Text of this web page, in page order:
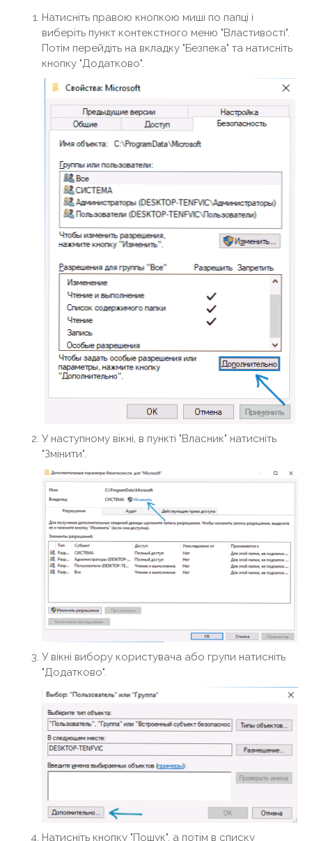
Натисніть правою кнопкою миші по папці і
виберіть пункт контекстного меню "Властивості".
Потім перейдіть на вкладку "Безпека" та натисніть
кнопку "Додатково".
У наступному вікні, в пункті "Власник" натисніть
"Змінити".
У вікні вибору користувача або групи натисніть
"Додатково".
Натисніть кнопку "Пошук", а потім в списку